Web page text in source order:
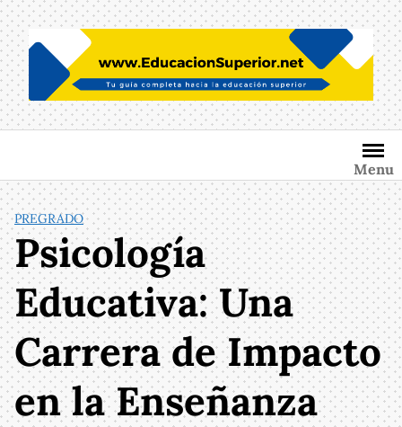
Saltar
al
contenido
Menu
PREGRADO
Psicología
Educativa: Una
Carrera de Impacto
en la Enseñanza